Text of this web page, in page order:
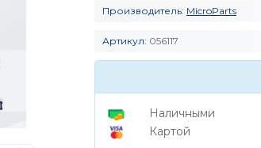
Производитель: MicroParts
Артикул: 056117
Наличными
Картой